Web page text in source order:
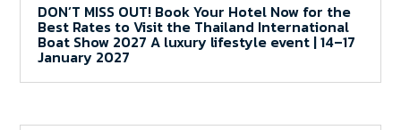
DON’T MISS OUT! Book Your Hotel Now for the
Best Rates to Visit the Thailand International
Boat Show 2027 A luxury lifestyle event | 14–17
January 2027